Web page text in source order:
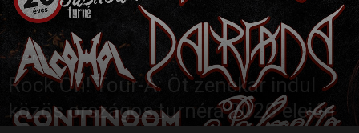
Fesztiválok
Rock On! Tour-A: Öt zenekar indul
közös országos turnéra 2020 elején